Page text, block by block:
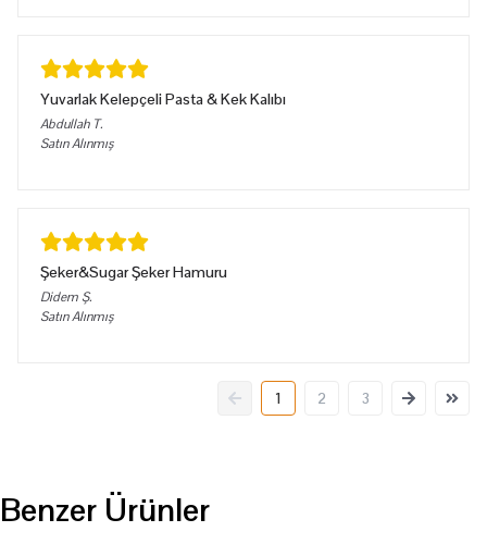
Yuvarlak Kelepçeli Pasta & Kek Kalıbı
Abdullah T.
Satın Alınmış
Şeker&Sugar Şeker Hamuru
Didem Ş.
Satın Alınmış
1 2 3
Benzer Ürünler